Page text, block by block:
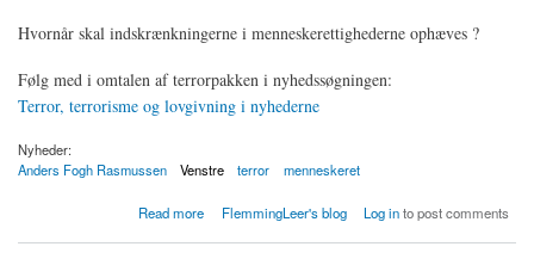
Hvornår skal indskrænkningerne i menneskerettighederne ophæves ?
Følg med i omtalen af terrorpakken i nyhedssøgningen:
Terror, terrorisme og lovgivning i nyhederne
Nyheder:
Anders Fogh Rasmussen
Venstre terror menneskeret
Read more
about Fogh står fast på angrebet på frihedsrettigheder
FlemmingLeer's blog Log into post comments